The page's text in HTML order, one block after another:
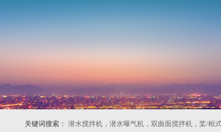
关键词搜索： 潜水搅拌机，潜水曝气机，双曲面搅拌机，桨/框式搅拌